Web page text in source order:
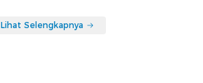
Lihat Selengkapnya